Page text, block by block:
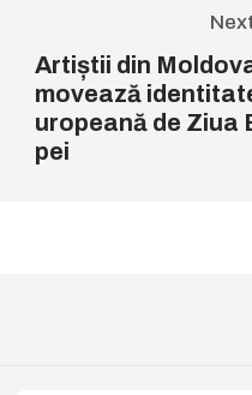
Artiștii din
movează
uropeană de Ziua
pei